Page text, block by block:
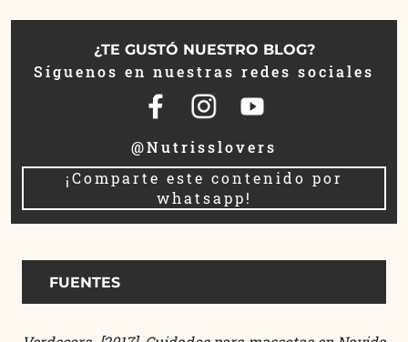
¿TE GUSTÓ NUESTRO BLOG?
Síguenos en nuestras redes sociales
@Nutrisslovers
¡Comparte este contenido por
whatsapp!
FUENTES